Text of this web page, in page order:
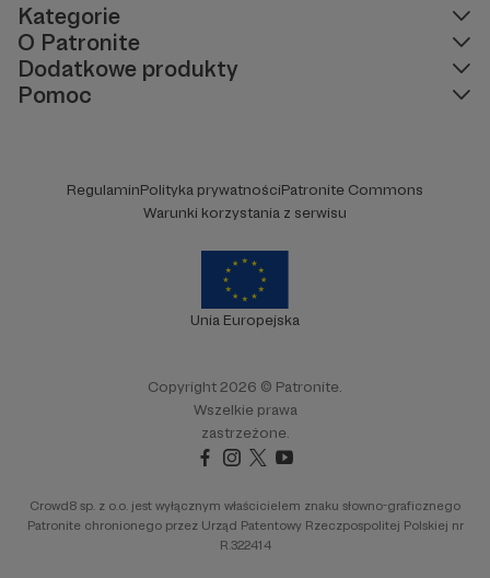
Kategorie
O Patronite
Dodatkowe produkty
Pomoc
RegulaminPolityka prywatnościPatronite Commons
Warunki korzystania z serwisu
Unia Europejska
Copyright 2026 © Patronite.
Wszelkie prawa
zastrzeżone.
Crowd8 sp. z o.o. jest wyłącznym właścicielem znaku słowno-graficznego
Patronite chronionego przez Urząd Patentowy Rzeczpospolitej Polskiej nr
R.322414